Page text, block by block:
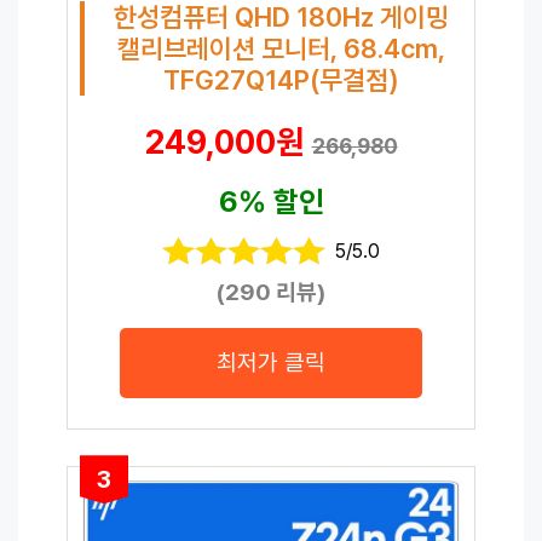
한성컴퓨터 QHD 180Hz 게이밍
캘리브레이션 모니터, 68.4cm,
TFG27Q14P(무결점)
249,000원266,980
6% 할인
5/5.0
(290 리뷰)
최저가 클릭
3